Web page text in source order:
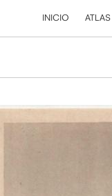
INICIO ATLAS